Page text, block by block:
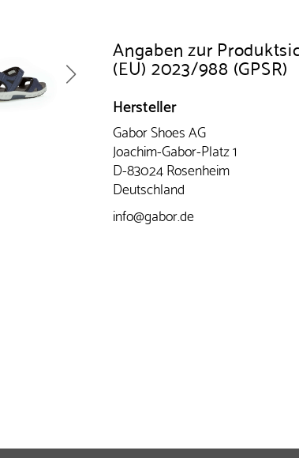
Angaben zur
(EU) 2023/988 (GPSR)
Hersteller
Gabor Shoes AG
Joachim-Gabor-Platz 1
D-83024 Rosenheim
Deutschland
info@gabor.de